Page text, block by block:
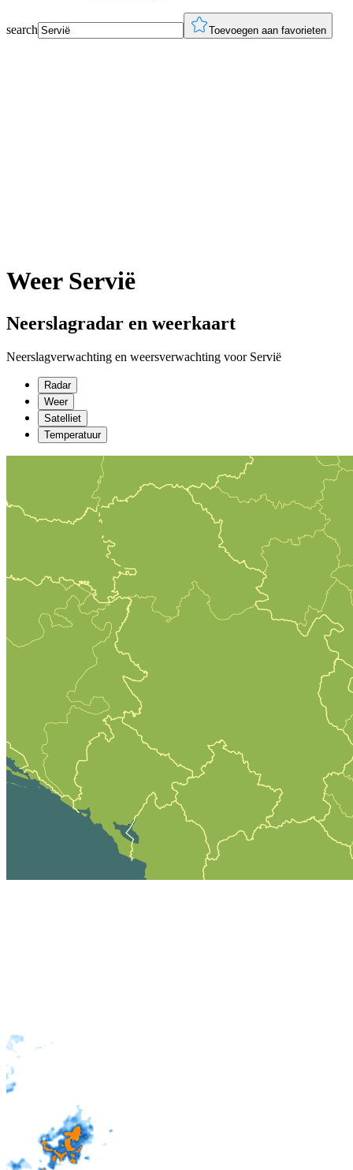
search Toevoegen aan favorieten
Weer Servië
Neerslagradar en weerkaart
Neerslagverwachting en weersverwachting voor Servië
Radar
Weer
Satelliet
Temperatuur